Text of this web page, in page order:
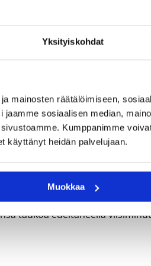
Yksityiskohdat
mainosten räätälöimiseen,
sosiaalisen median,
Kumppanimme
käyttänyt heidän palvelujaan.
Muokkaa
pelannutta KTP:ta vastaan.
taukoa edeltäneellä